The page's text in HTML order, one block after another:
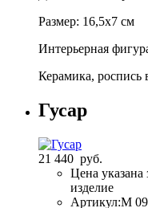
Размер: 16,5х7 см
Интерьерная
Керамика, роспись
Гусар
21 440 руб.
Цена указана
изделие
Артикул:M